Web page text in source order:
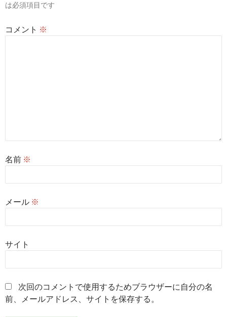
は必須項目です
コメント ※
名前 ※
メール ※
サイト
次回のコメントで使用するためブラウザーに自分の名
前、メールアドレス、サイトを保存する。